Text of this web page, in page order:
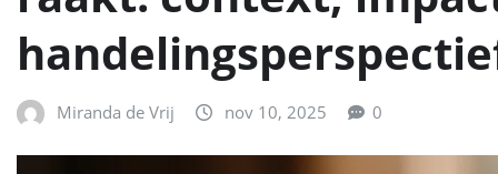
Miranda de Vrij nov 10, 2025 0